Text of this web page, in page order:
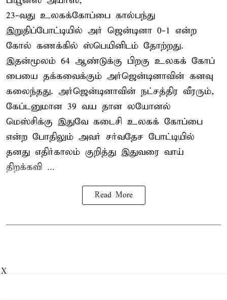
23-வது உலகக்கோப்பை கால்பந்து
இறுதிப்போட்டியில் அர் ஜென்டினா 0-1 என்ற
கோல் கணக்கில் ஸ்பெயினிடம் தோற்றது.
இதன்மூலம் 64 ஆண்டுக்கு பிறகு உலகக் கோப்
பையை தக்கவைக்கும் அர்ஜென்டினாவின் கனவு
கலைந்தது. அர்ஜென்டினாவின் நட்சத்திர வீரரும்,
கேப்டனுமான 39 வய தான லயோனல்
மெஸ்சிக்கு இதுவே கடைசி உலகக் கோப்பை
என்ற போதிலும் அவர் சர்வதேச போட்டியில்
தனது எதிர்காலம் குறித்து இதுவரை வாய்
திறக்கவி ...
Read More
X